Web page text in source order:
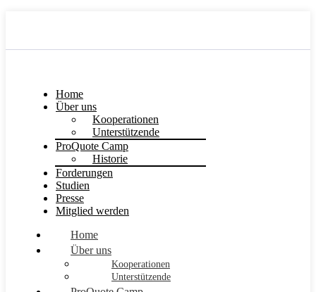
Home
Über uns
Kooperationen
Unterstützende
ProQuote Camp
Historie
Forderungen
Studien
Presse
Mitglied werden
Home
Über uns
Kooperationen
Unterstützende